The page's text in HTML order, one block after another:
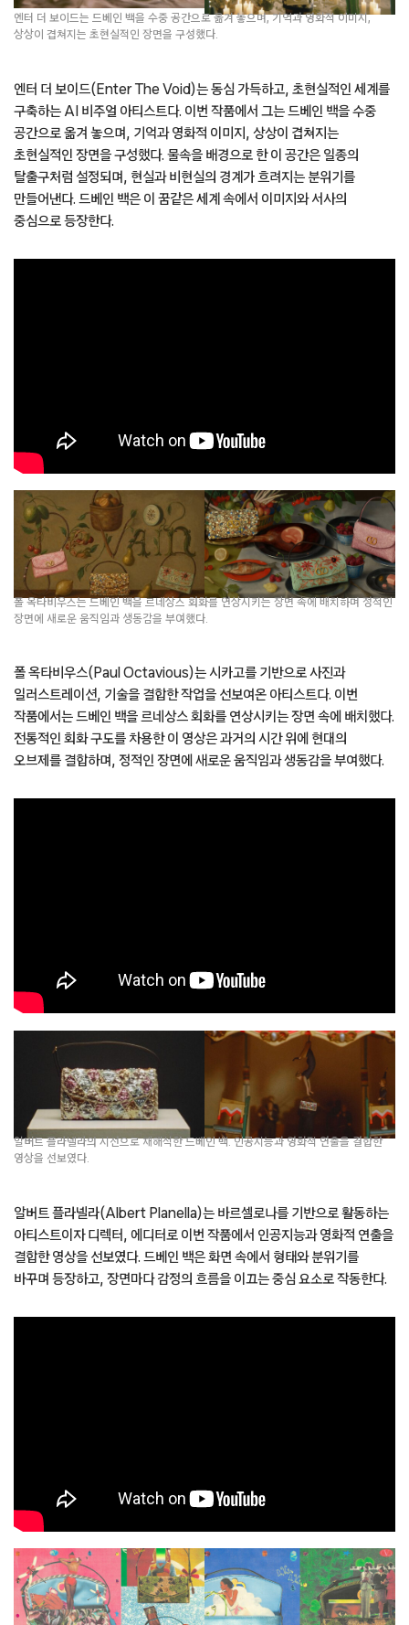
엔터 더 보이드는 드베인 백을 수중 공간으로 옮겨 놓으며, 기억과 영화적 이미지,
상상이 겹쳐지는 초현실적인 장면을 구성했다.
엔터 더 보이드(Enter The Void)는 동심 가득하고, 초현실적인 세계를
구축하는 AI 비주얼 아티스트다. 이번 작품에서 그는 드베인 백을 수중
공간으로 옮겨 놓으며, 기억과 영화적 이미지, 상상이 겹쳐지는
초현실적인 장면을 구성했다. 물속을 배경으로 한 이 공간은 일종의
탈출구처럼 설정되며, 현실과 비현실의 경계가 흐려지는 분위기를
만들어낸다. 드베인 백은 이 꿈같은 세계 속에서 이미지와 서사의
중심으로 등장한다.
폴 옥타비우스는 드베인 백을 르네상스 회화를 연상시키는 장면 속에 배치하며 정적인
장면에 새로운 움직임과 생동감을 부여했다.
폴 옥타비우스(Paul Octavious)는 시카고를 기반으로 사진과
일러스트레이션, 기술을 결합한 작업을 선보여온 아티스트다. 이번
작품에서는 드베인 백을 르네상스 회화를 연상시키는 장면 속에 배치했다.
전통적인 회화 구도를 차용한 이 영상은 과거의 시간 위에 현대의
오브제를 결합하며, 정적인 장면에 새로운 움직임과 생동감을 부여했다.
알버트 플라넬라의 시선으로 재해석한 드베인 백. 인공지능과 영화적 연출을 결합한
영상을 선보였다.
알버트 플라넬라(Albert Planella)는 바르셀로나를 기반으로 활동하는
아티스트이자 디렉터, 에디터로 이번 작품에서 인공지능과 영화적 연출을
결합한 영상을 선보였다. 드베인 백은 화면 속에서 형태와 분위기를
바꾸며 등장하고, 장면마다 감정의 흐름을 이끄는 중심 요소로 작동한다.